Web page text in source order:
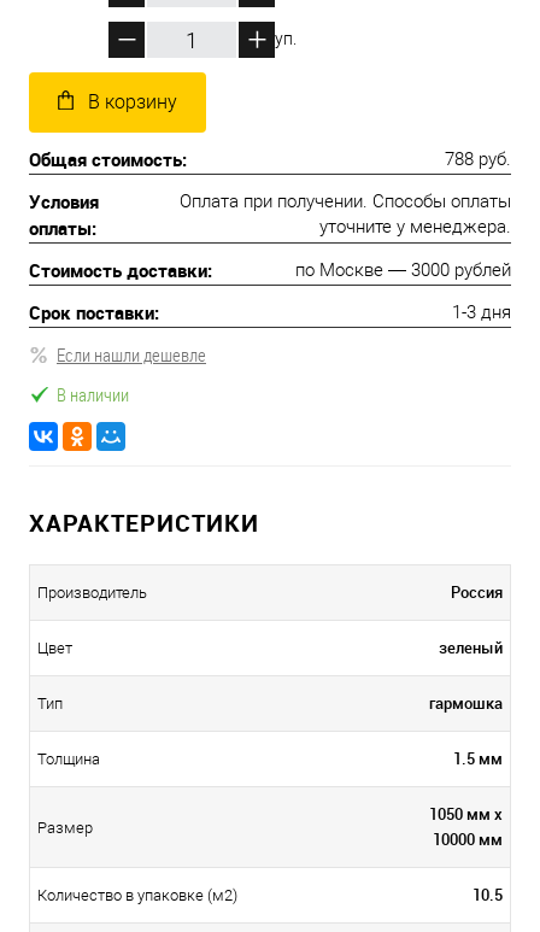
уп.
В корзину
Общая стоимость: 788 руб.
Условия
оплаты:
Оплата при получении. Способы оплаты
уточните у менеджера.
Стоимость доставки: по Москве — 3000 рублей
Срок поставки: 1-3 дня
Если нашли дешевле
В наличии
ХАРАКТЕРИСТИКИ
Производитель Россия
Цвет зеленый
Тип гармошка
Толщина 1.5 мм
Размер
1050 мм х
10000 мм
Количество в упаковке (м2) 10.5